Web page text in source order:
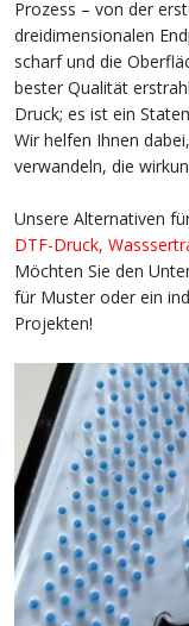
Prozess – von der
dreidimensionalen
scharf und die
bester Qualität
Druck; es ist ein
Wir helfen Ihnen
verwandeln, die
Unsere Alternativen
DTF-Druck,
Möchten Sie den
für Muster oder ein
Projekten!